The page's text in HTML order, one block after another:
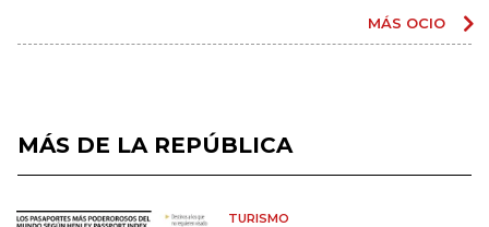
MÁS OCIO
MÁS DE LA REPÚBLICA
TURISMO